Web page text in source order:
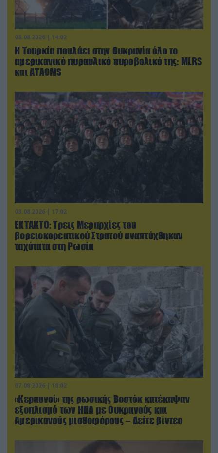
08.08.2026 | 14:02
Η Τουρκία πουλάει στην Ουκρανία όλο το
αμερικανικό πυραυλικό πυροβολικό της: MLRS
και ΑΤΑCMS
08.08.2026 | 17:02
ΕΚΤΑΚΤΟ: Τρεις Μεραρχίες του
βορειοκορεατικού Στρατού αναπτύχθηκαν
ταχύτατα στη Ρωσία
07.08.2026 | 18:02
«Κεραυνοί» της ρωσικής Βοστόκ κατέκαψαν
εξοπλισμό των ΗΠΑ με Ουκρανούς και
Αμερικανούς μισθοφόρους – Δείτε βίντεο